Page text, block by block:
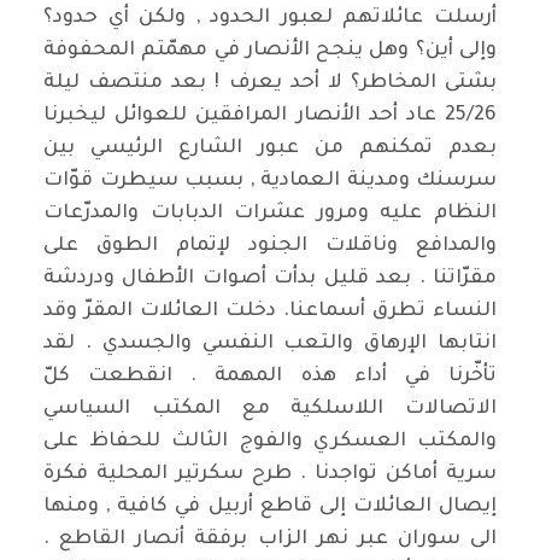
أرسلت عائلاتهم لعبور الحدود , ولكن أي حدود؟
وإلى أين؟ وهل ينجح الأنصار في مهمّتم المحفوفة
بشتى المخاطر؟ لا أحد يعرف ! بعد منتصف ليلة
25/26 عاد أحد الأنصار المرافقين للعوائل ليخبرنا
بعدم تمكنهم من عبور الشارع الرئيسي بين
سرسنك ومدينة العمادية , بسبب سيطرت قوّات
النظام عليه ومرور عشرات الدبابات والمدرّعات
والمدافع وناقلات الجنود لإتمام الطوق على
مقرّاتنا . بعد قليل بدأت أصوات الأطفال ودردشة
النساء تطرق أسماعنا. دخلت العائلات المقرّ وقد
انتابها الإرهاق والتعب النفسي والجسدي . لقد
تأخّرنا في أداء هذه المهمة . انقطعت كلّ
الاتصالات اللاسلكية مع المكتب السياسي
والمكتب العسكري والفوج الثالث للحفاظ على
سرية أماكن تواجدنا . طرح سكرتير المحلية فكرة
إيصال العائلات إلى قاطع أربيل في كافية , ومنها
الى سوران عبر نهر الزاب برفقة أنصار القاطع .